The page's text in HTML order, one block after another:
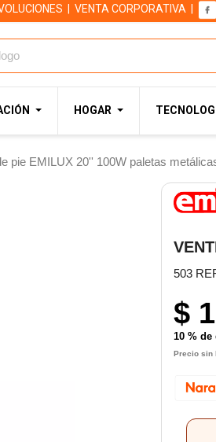
VENTA CORPORATIVA
HOGAR
pie EMILUX 20'' 100W paletas
503
$
10 % de
Precio sin